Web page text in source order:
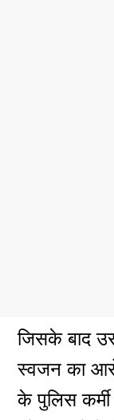
जिसके बाद
स्वजन का
के पुलिस